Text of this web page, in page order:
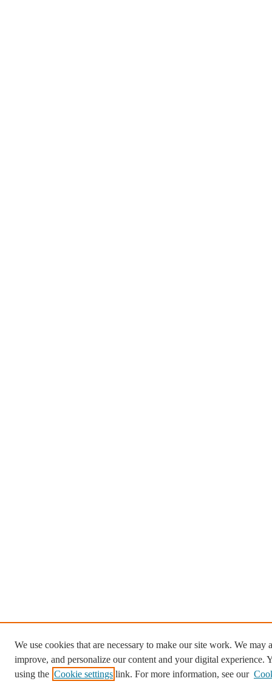
We use cookies that are necessary to make our site work. We may
improve, and personalize our content and your digital experience.
using the Cookie settings link. For more information, see our